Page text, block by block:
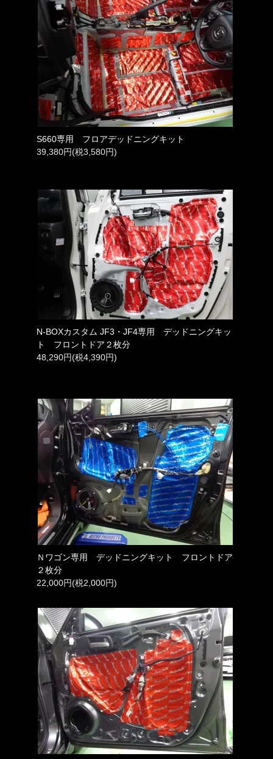
S660専用 フロアデッドニングキット
39,380円(税3,580円)
N-BOXカスタム JF3・JF4専用 デッドニングキッ
ト フロントドア２枚分
48,290円(税4,390円)
Ｎワゴン専用 デッドニングキット フロントドア
２枚分
22,000円(税2,000円)